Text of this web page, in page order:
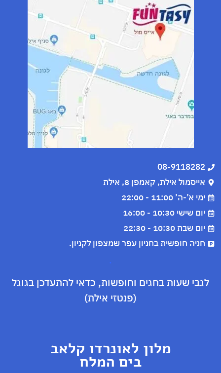
08-9118282
אייסמול אילת, קאמפן 8, אילת
ימי א’-ה’ 11:00 - 22:00
יום שישי 10:30 - 16:00
יום שבת 10:30 - 22:30
חניה חופשית בחניון עפר שמצפון לקניון.
.
לגבי שעות בחגים וחופשות, כדאי להתעדכן בגוגל
(פנטזי אילת)
מלון לאונרדו קלאב
בים המלח